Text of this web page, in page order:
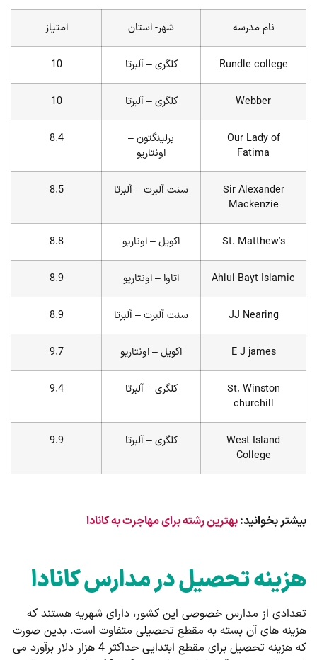
نام مدرسه شهر- استان امتیاز
Rundle college کلگری – آلبرتا 10
Webber کلگری – آلبرتا 10
Our Lady of
Fatima
برلینگتون –
اونتاریو
8.4
Sir Alexander
Mackenzie
سنت آلبرت – آلبرتا 8.5
St. Matthew’s اکویل – اوناریو 8.8
Ahlul Bayt Islamic اتاوا – اونتاریو 8.9
JJ Nearing سنت آلبرت – آلبرتا 8.9
E J james اکویل – اونتاریو 9.7
St. Winston
churchill
کلگری – آلبرتا 9.4
West Island
College
کلگری – آلبرتا 9.9
بیشتر بخوانید:بهترین رشته برای مهاجرت به کانادا
هزینه تحصیل در مدارس کانادا
تعدادی از مدارس خصوصی این کشور، دارای شهریه هستند که
هزینه های آن بسته به مقطع تحصیلی متفاوت است. بدین صورت
که هزینه تحصیل برای مقطع ابتدایی حداکثر 4 هزار دلار برآورد می